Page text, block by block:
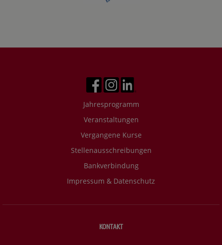
Jahresprogramm
Veranstaltungen
Vergangene Kurse
Stellenausschreibungen
Bankverbindung
Impressum & Datenschutz
KONTAKT